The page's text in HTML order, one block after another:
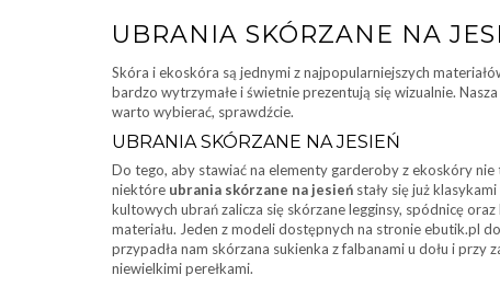
UBRANIA SKÓRZANE NA
Skóra i ekoskóra są jednymi z najpopularniejszych
bardzo wytrzymałe i świetnie prezentują się wizualnie.
warto wybierać, sprawdźcie.
UBRANIA SKÓRZANE NA JESIEŃ
Do tego, aby stawiać na elementy garderoby z ekoskóry
niektóre ubrania skórzane na jesień stały się już
kultowych ubrań zalicza się skórzane legginsy, spódnicę
materiału. Jeden z modeli dostępnych na stronie ebutik.pl
przypadła nam skórzana sukienka z falbanami u dołu i
niewielkimi perełkami.